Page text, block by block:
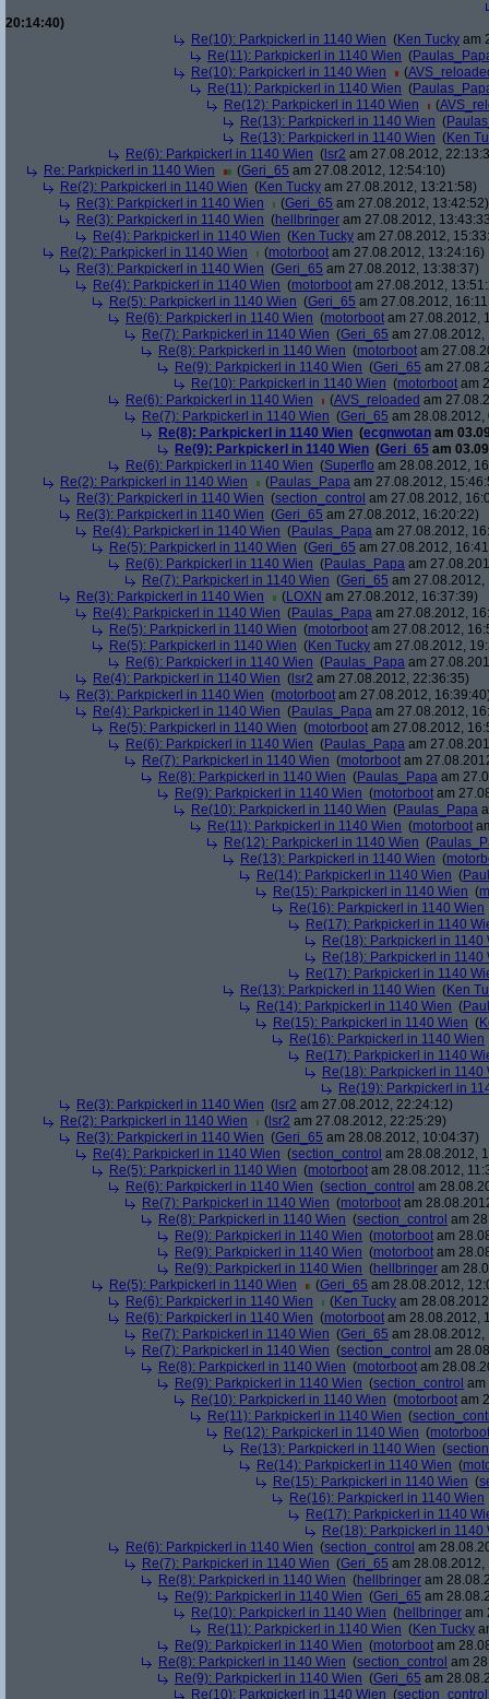
20:14:40)
Re(10): Parkpickerl in 1140 Wien (Ken Tucky am
Re(11): Parkpickerl in 1140 Wien (
Re(10): Parkpickerl in 1140 Wien
(
Re(11): Parkpickerl in 1140 Wien (
Re(12): Parkpickerl in 1140 Wien
(
Re(13): Parkpickerl in 1140 Wien (
Re(13): Parkpickerl in 1140 Wien (Ken
Re(6): Parkpickerl in 1140 Wien ( lsr2 am 27.08.2012,
Re: Parkpickerl in 1140 Wien
(Geri_65 am 27.08.2012, 12:54:10)
Re(2): Parkpickerl in 1140 Wien (Ken Tucky am 27.08.2012, 13:21:58)
Re(3): Parkpickerl in 1140 Wien
(Geri_65 am 27.08.2012, 13:42:52)
Re(3): Parkpickerl in 1140 Wien (hellbringer am 27.08.2012,
Re(4): Parkpickerl in 1140 Wien (Ken Tucky am 27.08.2012,
Re(2): Parkpickerl in 1140 Wien
(motorboot am 27.08.2012, 13:24:16)
Re(3): Parkpickerl in 1140 Wien (Geri_65 am 27.08.2012, 13:38:37)
Re(4): Parkpickerl in 1140 Wien (motorboot am 27.08.2012,
Re(5): Parkpickerl in 1140 Wien (Geri_65 am 27.08.2012,
Re(6): Parkpickerl in 1140 Wien (motorboot am 27.08.2012,
Re(7): Parkpickerl in 1140 Wien (Geri_65 am 27.08.2012,
Re(8): Parkpickerl in 1140 Wien (motorboot am
Re(9): Parkpickerl in 1140 Wien (Geri_65 am
Re(10): Parkpickerl in 1140 Wien (motorboot am
Re(6): Parkpickerl in 1140 Wien
(AVS_reloaded am
Re(7): Parkpickerl in 1140 Wien (Geri_65 am 28.08.2012,
Re(8): Parkpickerl in 1140 Wien (ecgnwotan am
Re(9): Parkpickerl in 1140 Wien (Geri_65 am
Re(6): Parkpickerl in 1140 Wien (Superflo am 28.08.2012,
Re(2): Parkpickerl in 1140 Wien
(Paulas_Papa am 27.08.2012,
Re(3): Parkpickerl in 1140 Wien (section_control am 27.08.2012,
Re(3): Parkpickerl in 1140 Wien (Geri_65 am 27.08.2012, 16:20:22)
Re(4): Parkpickerl in 1140 Wien (Paulas_Papa am 27.08.2012,
Re(5): Parkpickerl in 1140 Wien (Geri_65 am 27.08.2012,
Re(6): Parkpickerl in 1140 Wien (Paulas_Papa am
Re(7): Parkpickerl in 1140 Wien (Geri_65 am 27.08.2012,
Re(3): Parkpickerl in 1140 Wien
(LOXN am 27.08.2012, 16:37:39)
Re(4): Parkpickerl in 1140 Wien (Paulas_Papa am 27.08.2012,
Re(5): Parkpickerl in 1140 Wien (motorboot am 27.08.2012,
Re(5): Parkpickerl in 1140 Wien (Ken Tucky am 27.08.2012,
Re(6): Parkpickerl in 1140 Wien (Paulas_Papa am
Re(4): Parkpickerl in 1140 Wien ( lsr2 am 27.08.2012, 22:36:35)
Re(3): Parkpickerl in 1140 Wien (motorboot am 27.08.2012,
Re(4): Parkpickerl in 1140 Wien (Paulas_Papa am 27.08.2012,
Re(5): Parkpickerl in 1140 Wien (motorboot am 27.08.2012,
Re(6): Parkpickerl in 1140 Wien (Paulas_Papa am
Re(7): Parkpickerl in 1140 Wien (motorboot am
Re(8): Parkpickerl in 1140 Wien (Paulas_Papa am
Re(9): Parkpickerl in 1140 Wien (motorboot am
Re(10): Parkpickerl in 1140 Wien (Paulas_Papa
Re(11): Parkpickerl in 1140 Wien (motorboot
Re(12): Parkpickerl in 1140 Wien (
Re(13): Parkpickerl in 1140 Wien (
Re(14): Parkpickerl in 1140 Wien (
Re(15): Parkpickerl in 1140 Wien (
Re(16): Parkpickerl in 1140 Wien
Re(17): Parkpickerl in 1140
Re(18): Parkpickerl in 1140
Re(18): Parkpickerl in 1140
Re(17): Parkpickerl in 1140
Re(13): Parkpickerl in 1140 Wien (Ken
Re(14): Parkpickerl in 1140 Wien (
Re(15): Parkpickerl in 1140 Wien (
Re(16): Parkpickerl in 1140 Wien
Re(17): Parkpickerl in 1140
Re(18): Parkpickerl in 1140
Re(19): Parkpickerl in
Re(3): Parkpickerl in 1140 Wien ( lsr2 am 27.08.2012, 22:24:12)
Re(2): Parkpickerl in 1140 Wien
( lsr2 am 27.08.2012, 22:25:29)
Re(3): Parkpickerl in 1140 Wien (Geri_65 am 28.08.2012, 10:04:37)
Re(4): Parkpickerl in 1140 Wien (section_control am 28.08.2012,
Re(5): Parkpickerl in 1140 Wien (motorboot am 28.08.2012,
Re(6): Parkpickerl in 1140 Wien (section_control am
Re(7): Parkpickerl in 1140 Wien (motorboot am
Re(8): Parkpickerl in 1140 Wien (section_control am
Re(9): Parkpickerl in 1140 Wien (motorboot am
Re(9): Parkpickerl in 1140 Wien (motorboot am
Re(9): Parkpickerl in 1140 Wien (hellbringer am
Re(5): Parkpickerl in 1140 Wien
(Geri_65 am 28.08.2012,
Re(6): Parkpickerl in 1140 Wien
(Ken Tucky am
Re(6): Parkpickerl in 1140 Wien (motorboot am 28.08.2012,
Re(7): Parkpickerl in 1140 Wien (Geri_65 am 28.08.2012,
Re(7): Parkpickerl in 1140 Wien (section_control am
Re(8): Parkpickerl in 1140 Wien (motorboot am
Re(9): Parkpickerl in 1140 Wien (section_control am
Re(10): Parkpickerl in 1140 Wien (motorboot am
Re(11): Parkpickerl in 1140 Wien (
Re(12): Parkpickerl in 1140 Wien (motorboot
Re(13): Parkpickerl in 1140 Wien (
Re(14): Parkpickerl in 1140 Wien (
Re(15): Parkpickerl in 1140 Wien (
Re(16): Parkpickerl in 1140 Wien
Re(17): Parkpickerl in 1140
Re(18): Parkpickerl in 1140
Re(6): Parkpickerl in 1140 Wien (section_control am
Re(7): Parkpickerl in 1140 Wien (Geri_65 am 28.08.2012,
Re(8): Parkpickerl in 1140 Wien (hellbringer am
Re(9): Parkpickerl in 1140 Wien (Geri_65 am
Re(10): Parkpickerl in 1140 Wien (hellbringer am
Re(11): Parkpickerl in 1140 Wien (Ken Tucky
Re(9): Parkpickerl in 1140 Wien (motorboot am
Re(8): Parkpickerl in 1140 Wien (section_control am
Re(9): Parkpickerl in 1140 Wien (Geri_65 am
Re(10): Parkpickerl in 1140 Wien (section_control